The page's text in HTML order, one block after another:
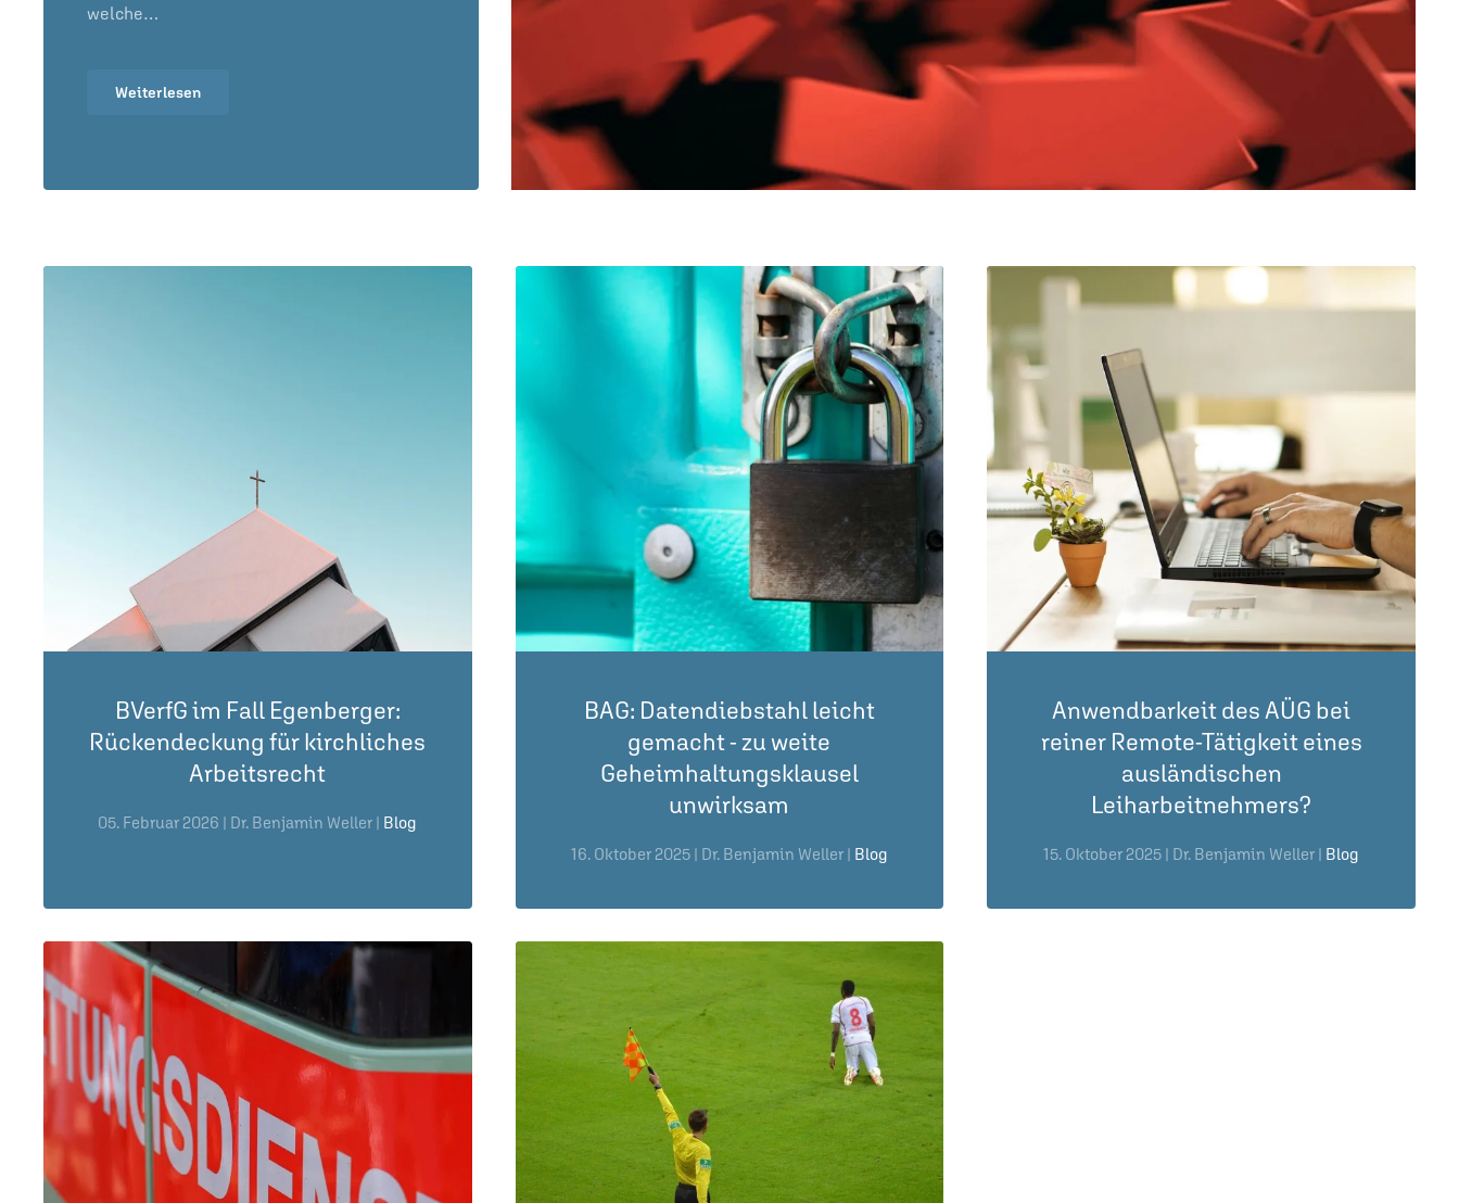
welche…
Weiterlesen
BVerfG im Fall Egenberger:
Rückendeckung für kirchliches
Arbeitsrecht
05. Februar 2026 | Dr. Benjamin Weller | Blog
BAG: Datendiebstahl leicht
gemacht - zu weite
Geheimhaltungsklausel
unwirksam
16. Oktober 2025| Dr. Benjamin Weller | Blog
Anwendbarkeit des AÜG bei
reiner Remote-Tätigkeit eines
ausländischen
Leiharbeitnehmers?
15. Oktober 2025 | Dr. Benjamin Weller | Blog